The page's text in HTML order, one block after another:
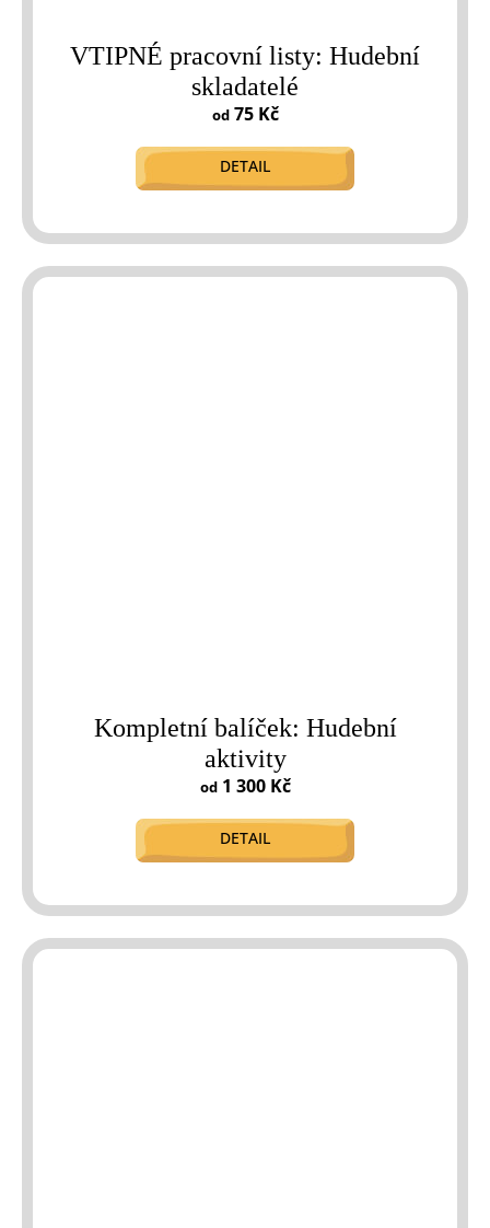
VTIPNÉ pracovní listy: Hudební
skladatelé
od75 Kč
DETAIL
Kompletní balíček: Hudební
aktivity
od1 300 Kč
DETAIL